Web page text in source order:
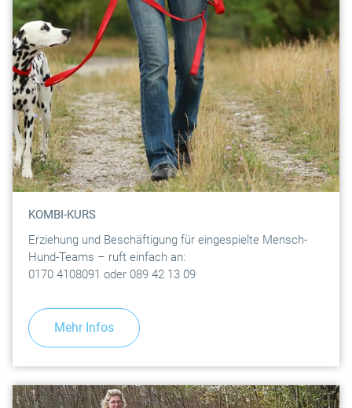
KOMBI-KURS
Erziehung und Beschäftigung für eingespielte Mensch-
Hund-Teams – ruft einfach an:
0170 4108091 oder 089 42 13 09
Mehr Infos